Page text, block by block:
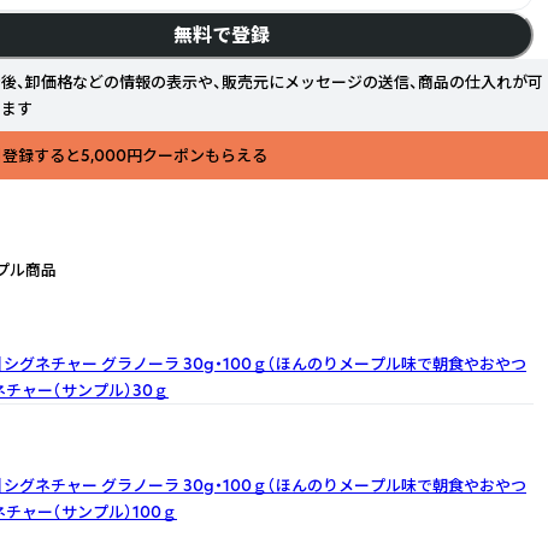
無料で登録
、卸価格などの情報の表示や、販売元にメッセージの送信、商品の仕入れが可
す
登録すると5,000円クーポンもらえる
ル商品
シグネチャー グラノーラ 30g・100ｇ（ほんのりメープル味で朝食やおやつ
ャー（サンプル）30ｇ
シグネチャー グラノーラ 30g・100ｇ（ほんのりメープル味で朝食やおやつ
ャー（サンプル）100ｇ